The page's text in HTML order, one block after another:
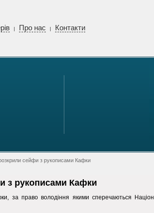
| Про нас | Контакти
сейфи з рукописами Кафки
з рукописами Кафки
за право володіння якими сперечаються